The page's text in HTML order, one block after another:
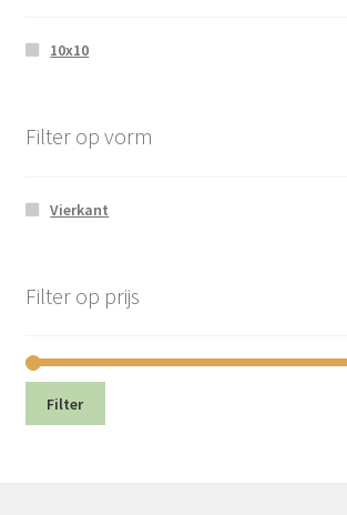
10x10
Filter op vorm
Vierkant
Filter op prijs
Filter